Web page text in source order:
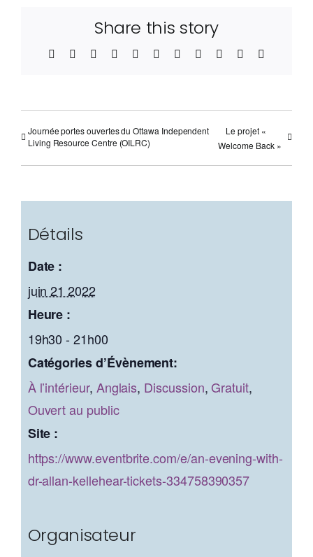
Share this story
Facebook
TwitterReddit LinkedInWhatsAppTelegram
TumblrPinterest Xing
Journée portes ouvertes du Ottawa Independent
Living Resource Centre (OILRC)
Le projet «
Welcome Back »
Détails
Date :
juin 21 2022
Heure :
19h30 - 21h00
Catégories d’Évènement:
À l’intérieur, Anglais, Discussion,Gratuit,
Ouvert au public
Site :
https://www.eventbrite.com/e/an-evening-with-
dr-allan-kellehear-tickets-334758390357
Organisateur